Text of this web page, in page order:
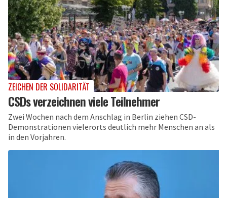
ZEICHEN DER SOLIDARITÄT
CSDs verzeichnen viele Teilnehmer
Zwei Wochen nach dem Anschlag in Berlin ziehen CSD-
Demonstrationen vielerorts deutlich mehr Menschen an als
in den Vorjahren.